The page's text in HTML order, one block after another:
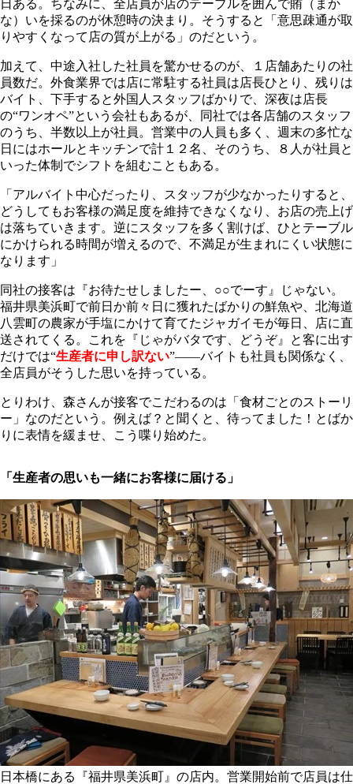
日ある。ちなみに、全店員が店のテーブルを囲んで賄（まか
な）いを採るのが休憩時の決まり。そうすると「意思疎通が取
りやすくなって店の質が上がる」のだという。
加えて、中途入社した社員を驚かせるのが、１店舗あたりの社
員数だ。外食業界では店に常駐する社員は店長ひとり、残りは
バイト、下手すると外国人スタッフばかりで、深夜は店長
の“ワンオペ”という会社もあるが、同社では各店舗のスタッフ
のうち、半数以上が社員。営業中の人員も多く、週末の多忙な
日にはホールとキッチンで計１２名、そのうち、８人が社員と
いった体制でシフトを組むこともある。
「アルバイト中心だったり、スタッフが少なかったりすると、
どうしてもお客様の満足度を維持できなくなり、お店の売上げ
は落ちていきます。逆にスタッフを多く割けば、ひとテーブル
にかけられる時間が増えるので、不満足が生まれにくい状態に
なります」
同社の接客は『お待たせしましたー、○○でーす』じゃない。
福井県美浜町で前日か前々日に獲れたばかりの鮮魚や、北海道
八雲町の農家が手塩にかけて育てたジャガイモが毎日、店に直
送されてくる。これを『じゃがバタです、どうぞ』と客に出す
だけでは“生産者に申し訳ない”――バイトも社員も関係なく、
全店員がそうした思いを持っている。
とりわけ、森さんが接客でこだわるのは「食材ごとのストーリ
ー」なのだという。例えば？と聞くと、待ってました！とばか
りに表情を緩ませ、こう喋り始めた。
「生産者の思いも一緒にお客様に届ける」
日本橋にある『福井県美浜町』の店内。営業開始前で店員は仕